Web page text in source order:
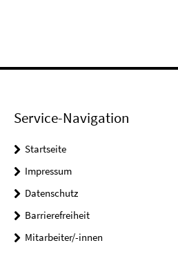
Service-Navigation
Startseite
Impressum
Datenschutz
Barrierefreiheit
Mitarbeiter/-innen